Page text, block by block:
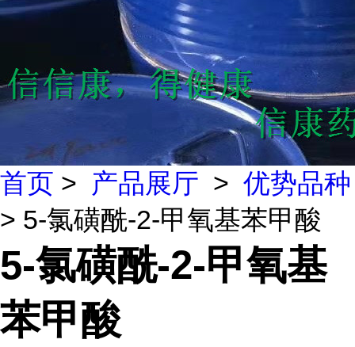
首页 > 产品展厅 > 优势品种
> 5-氯磺酰-2-甲氧基苯甲酸
5-氯磺酰-2-甲氧基
苯甲酸